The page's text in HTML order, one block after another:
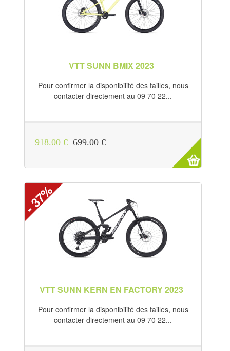
PHOTOS
CONTACTEZ-NOUS
LOCATION DE SKI
VTT SUNN BMIX 2023
Pour confirmer la disponibilité des tailles, nous
contacter directement au 09 70 22...
918.00 € 699.00 €
- 37%
VTT SUNN KERN EN FACTORY 2023
Pour confirmer la disponibilité des tailles, nous
contacter directement au 09 70 22...